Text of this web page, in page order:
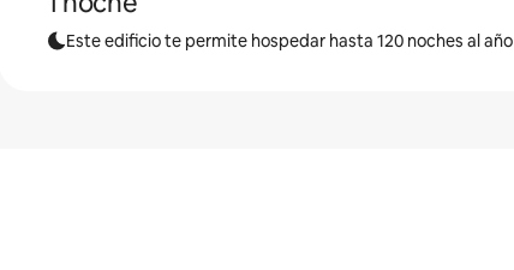
Este edificio te permite hospedar hasta 120 noches al año